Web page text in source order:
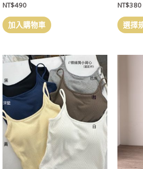
NT$490
加入購物車
NT$380
選擇